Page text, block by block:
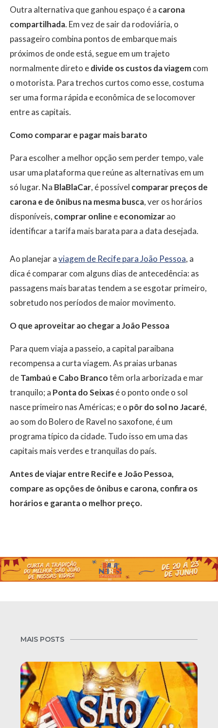
Outra alternativa que ganhou espaço é a carona
compartilhada. Em vez de sair da rodoviária, o
passageiro combina pontos de embarque mais
próximos de onde está, segue em um trajeto
normalmente direto edivide os custos da viagemcom
o motorista. Para trechos curtos como esse, costuma
ser uma forma rápida e econômica de se locomover
entre as capitais.
Como comparar e pagar mais barato
Para escolher a melhor opção sem perder tempo, vale
usar uma plataforma que reúne as alternativas em um
só lugar. Na BlaBlaCar, é possível comparar preços de
carona e de ônibus na mesma busca, ver os horários
disponíveis, comprar online eeconomizarao
identificar a tarifa mais barata para a data desejada.
Ao planejar aviagem de Recife para João Pessoa, a
dica é comparar com alguns dias de antecedência: as
passagens mais baratas tendem a se esgotar primeiro,
sobretudo nos períodos de maior movimento.
O que aproveitar ao chegar a João Pessoa
Para quem viaja a passeio, a capital paraibana
recompensa a curta viagem. As praias urbanas
deTambaú e Cabo Brancotêm orla arborizada e mar
tranquilo; a Ponta do Seixasé o ponto onde o sol
nasce primeiro nas Américas; e o pôr do sol no Jacaré,
ao som do Bolero de Ravel no saxofone, é um
programa típico da cidade. Tudo isso em uma das
capitais mais verdes e tranquilas do país.
Antes de viajar entre Recife e João Pessoa,
compare as opções de ônibus e carona, confira os
horários e garanta o melhor preço.
MAIS POSTS